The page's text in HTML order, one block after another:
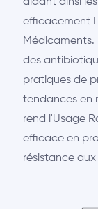
efficacement
Médicaments.
des
pratiques de
tendances en
rend l'Usage
efficace en
résistance